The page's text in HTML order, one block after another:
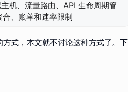
机、流量路由、API 生命周期管
、账单和速率限制
式，本文就不讨论这种方式了。下